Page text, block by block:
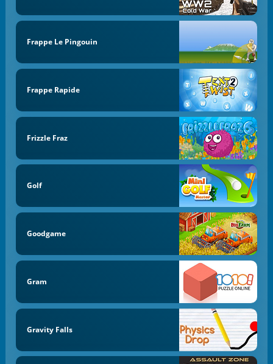
Frappe Le Pingouin
Frappe Rapide
Frizzle Fraz
Golf
Goodgame
Gram
Gravity Falls